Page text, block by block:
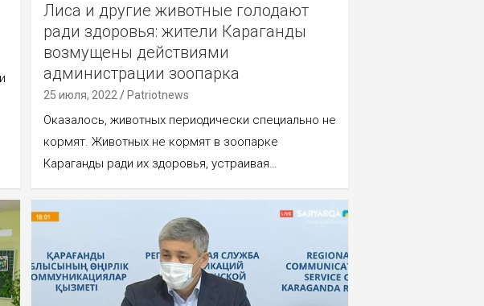
Лиса и другие животные голодают
ради здоровья: жители Караганды
возмущены действиями
администрации зоопарка
25 июля, 2022 Patriotnews
Оказалось, животных периодически специально не
кормят. Животных не кормят в зоопарке
Караганды ради их здоровья, устраивая…